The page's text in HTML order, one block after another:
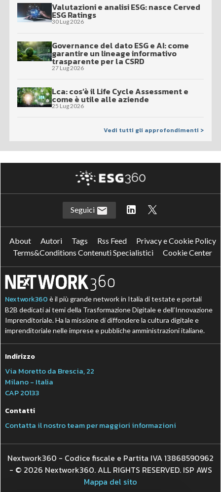
Valutazioni e analisi ESG: nasce Cerved
ESG Ratings
30 Lug 2026
Governance del dato ESG e AI: come
garantire un lineage informativo
trasparente per la CSRD
27 Lug 2026
Lca: cos’è il Life Cycle Assessment e
come è utile alle aziende
25 Lug 2026
Vedi tutti gli approfondimenti >
Seguici
About Autori Tags Rss Feed
Privacy e Cookie Policy
Terms&Conditions Contenuti Specialistici
Cookie Center
Nextwork360 è il più grande network in Italia di testate e portali
B2B dedicati ai temi della Trasformazione Digitale e dell’Innovazione
Imprenditoriale. Ha la missione di diffondere la cultura digitale e
imprenditoriale nelle imprese e pubbliche amministrazioni italiane.
Indirizzo
Via Moretto da Brescia, 22
Milano - Italia
CAP 20133
Contatti
Contatta il nostro team per maggiori informazioni
Nextwork360 - Codice fiscale e Partita IVA 13868590962
- © 2026 Nextwork360. ALL RIGHTS RESERVED. ISP AWS
Mappa del sito